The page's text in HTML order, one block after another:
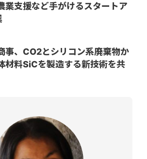
業支援など手がけるスタートア
事、CO2とシリコン系廃棄物か
材料SiCを製造する新技術を共